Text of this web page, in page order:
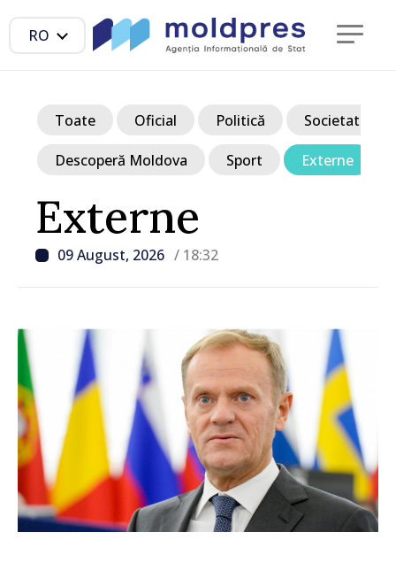
RO
Externe
09 August, 2026 / 18:32
Toate Oficial Politică Societate
Descoperă Moldova Sport Externe